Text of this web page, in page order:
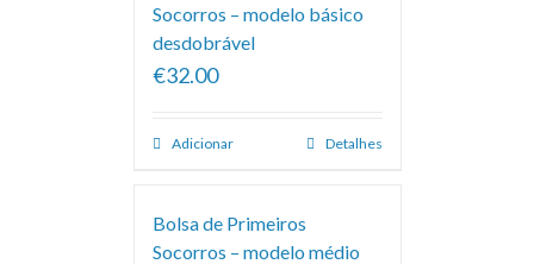
Socorros – modelo básico
desdobrável
€32.00
Adicionar Detalhes
Bolsa de Primeiros
Socorros – modelo médio